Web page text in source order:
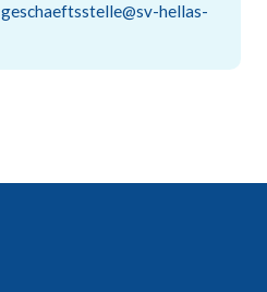
geschaeftsstelle@sv-hellas-